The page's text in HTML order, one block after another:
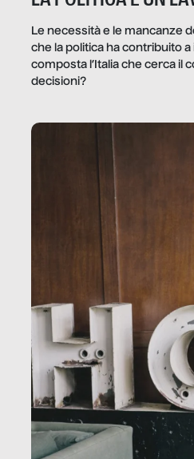
Le necessità e le mancanze
che la politica ha contribuito a
composta l’Italia che cerca il
decisioni?